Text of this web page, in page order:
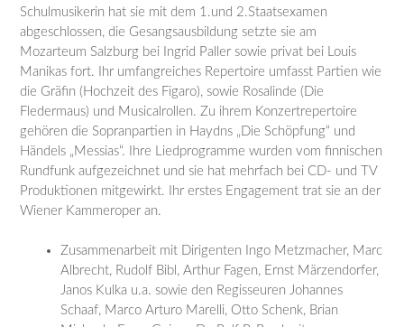
Schulmusikerin hat sie mit dem 1.und 2.Staatsexamen
abgeschlossen, die Gesangsausbildung setzte sie am
Mozarteum Salzburg bei Ingrid Paller sowie privat bei Louis
Manikas fort. Ihr umfangreiches Repertoire umfasst Partien wie
die Gräfin (Hochzeit des Figaro), sowie Rosalinde (Die
Fledermaus) und Musicalrollen. Zu ihrem Konzertrepertoire
gehören die Sopranpartien in Haydns „Die Schöpfung“ und
Händels „Messias“. Ihre Liedprogramme wurden vom finnischen
Rundfunk aufgezeichnet und sie hat mehrfach bei CD- und TV
Produktionen mitgewirkt. Ihr erstes Engagement trat sie an der
Wiener Kammeroper an.
Zusammenarbeit mit Dirigenten Ingo Metzmacher, Marc
Albrecht, Rudolf Bibl, Arthur Fagen, Ernst Märzendorfer,
Janos Kulka u.a. sowie den Regisseuren Johannes
Schaaf, Marco Arturo Marelli, Otto Schenk, Brian